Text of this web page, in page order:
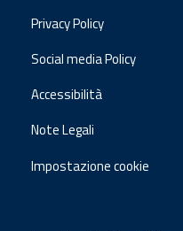
Privacy Policy
Social media Policy
Accessibilità
Note Legali
Impostazione cookie